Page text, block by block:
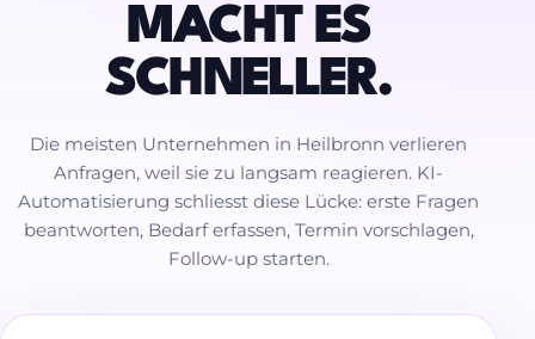
MACHT ES
SCHNELLER.
Die meisten Unternehmen in Heilbronn verlieren
Anfragen, weil sie zu langsam reagieren. KI-
Automatisierung schliesst diese Lücke: erste Fragen
beantworten, Bedarf erfassen, Termin vorschlagen,
Follow-up starten.